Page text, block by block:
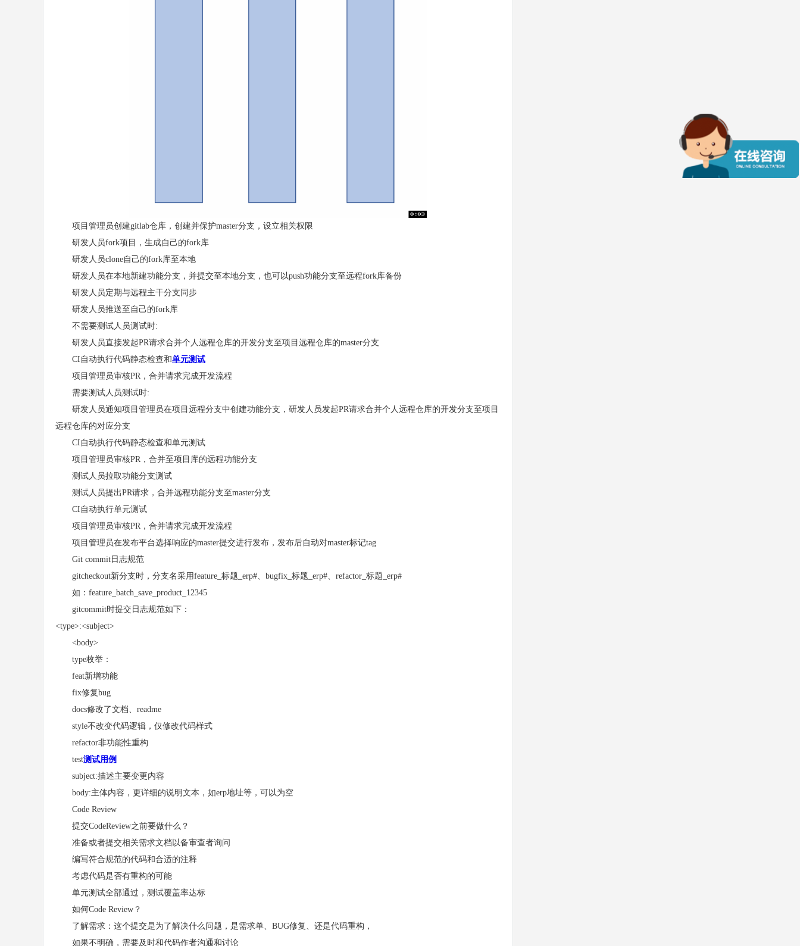
项目管理员创建gitlab仓库，创建并保护master分支，设立相关权限
研发人员fork项目，生成自己的fork库
研发人员clone自己的fork库至本地
研发人员在本地新建功能分支，并提交至本地分支，也可以push功能分支至远程fork库备份
研发人员定期与远程主干分支同步
研发人员推送至自己的fork库
不需要测试人员测试时:
研发人员直接发起PR请求合并个人远程仓库的开发分支至项目远程仓库的master分支
CI自动执行代码静态检查和单元测试
项目管理员审核PR，合并请求完成开发流程
需要测试人员测试时:
研发人员通知项目管理员在项目远程分支中创建功能分支，研发人员发起PR请求合并个人远程仓库的开发分支至项目
远程仓库的对应分支
CI自动执行代码静态检查和单元测试
项目管理员审核PR，合并至项目库的远程功能分支
测试人员拉取功能分支测试
测试人员提出PR请求，合并远程功能分支至master分支
CI自动执行单元测试
项目管理员审核PR，合并请求完成开发流程
项目管理员在发布平台选择响应的master提交进行发布，发布后自动对master标记tag
Git commit日志规范
gitcheckout新分支时，分支名采用feature_标题_erp#、bugfix_标题_erp#、refactor_标题_erp#
如：feature_batch_save_product_12345
gitcommit时提交日志规范如下：
<type>:<subject>
<body>
type枚举：
feat新增功能
fix修复bug
docs修改了文档、readme
style不改变代码逻辑，仅修改代码样式
refactor非功能性重构
test测试用例
subject:描述主要变更内容
body:主体内容，更详细的说明文本，如erp地址等，可以为空
Code Review
提交CodeReview之前要做什么？
准备或者提交相关需求文档以备审查者询问
编写符合规范的代码和合适的注释
考虑代码是否有重构的可能
单元测试全部通过，测试覆盖率达标
如何Code Review？
了解需求：这个提交是为了解决什么问题，是需求单、BUG修复、还是代码重构，
如果不明确，需要及时和代码作者沟通和讨论